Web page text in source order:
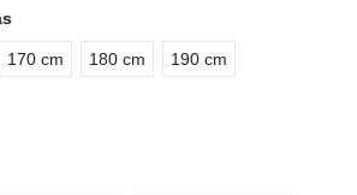
170 cm 180 cm 190 cm